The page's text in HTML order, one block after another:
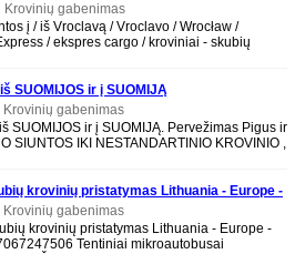
Krovinių gabenimas
į / iš Vroclavą / Vroclavo / Wrocław /
/ ekspres cargo / kroviniai - skubių
SUOMIJOS ir į SUOMIJĄ
Krovinių gabenimas
SUOMIJOS ir į SUOMIJĄ. Pervežimas Pigus ir
SIUNTOS IKI NESTANDARTINIO KROVINIO ,
krovinių pristatymas Lithuania - Europe -
Krovinių gabenimas
krovinių pristatymas Lithuania - Europe -
Tentiniai mikroautobusai